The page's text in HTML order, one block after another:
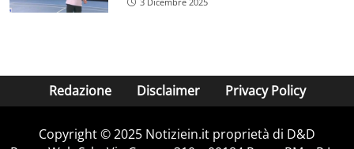
Redazione Disclaimer Privacy Policy
Copyright © 2025 Notiziein.it proprietà di D&D